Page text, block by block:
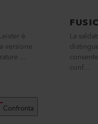
è
versione
...
Confronta
La
conf...